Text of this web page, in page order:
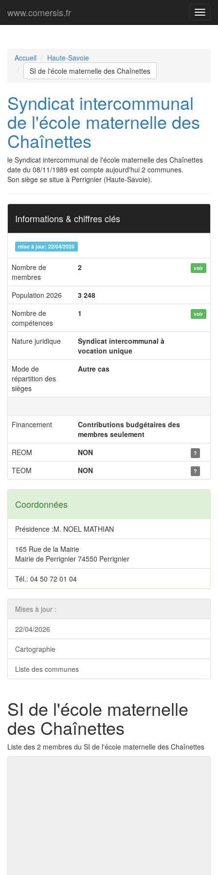
Menu
www.comersis.fr
Accueil
Haute-Savoie
SI de l'école maternelle des Chaînettes
Syndicat intercommunal
de l'école maternelle des
Chaînettes
le Syndicat intercommunal de l'école maternelle des Chaînettes
date du 08/11/1989 est compte aujourd'hui 2 communes.
Son siège se situe à Perrignier (Haute-Savoie).
Informations & chiffres clés
mise à jour: 22/04/2026
Nombre de
membres
2 voir
Population 2026
3 248
Nombre de
compétences
1 voir
Nature juridique
Syndicat intercommunal à
vocation unique
Mode de
répartition des
sièges
Autre cas
Financement
Contributions budgétaires des
membres seulement
REOM
NON ?
TEOM NON ?
Coordonnées
Présidence :M. NOEL MATHIAN
165 Rue de la Mairie
Mairie de Perrignier 74550 Perrignier
Tél.: 04 50 72 01 04
Mises à jour :
22/04/2026
Cartographie
Liste des communes
SI de l'école maternelle
des Chaînettes
Liste des 2 membres du SI de l'école maternelle des Chaînettes